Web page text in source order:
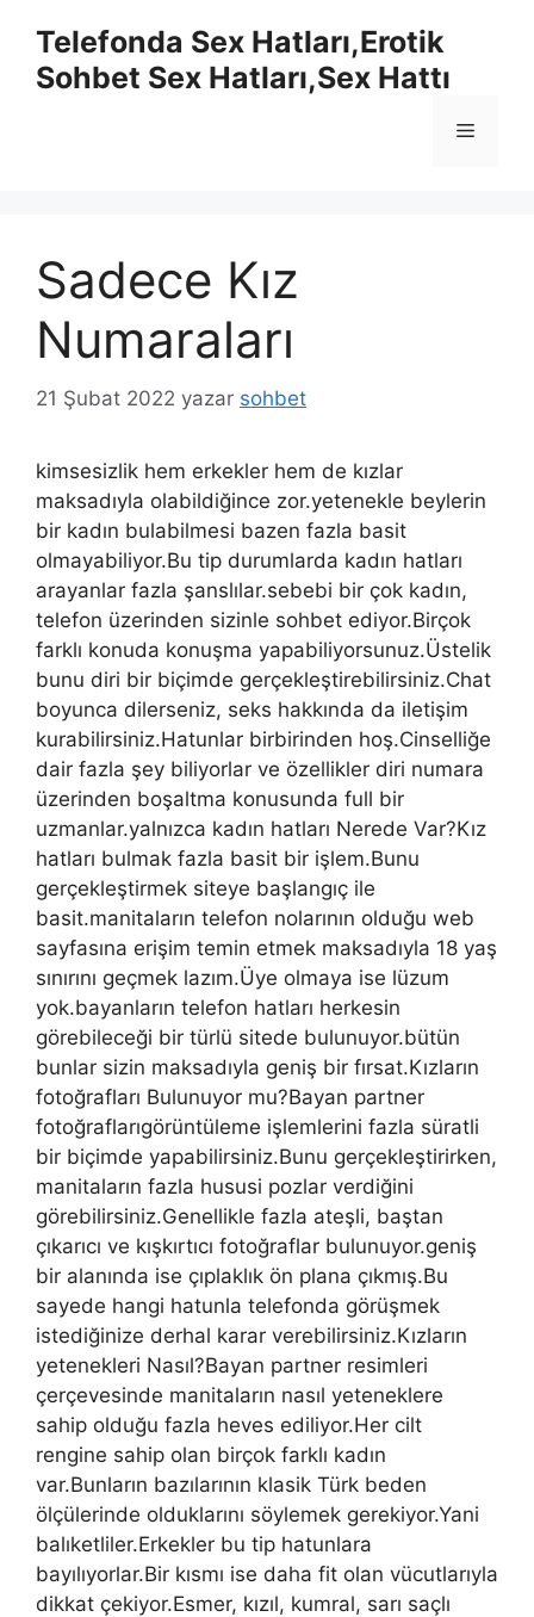
Telefonda Sex Hatları,Erotik
Sohbet Sex Hatları,Sex Hattı
Menü
Sadece Kız
Numaraları
21 Şubat 2022 yazar sohbet
kimsesizlik hem erkekler hem de kızlar
maksadıyla olabildiğince zor.yetenekle beylerin
bir kadın bulabilmesi bazen fazla basit
olmayabiliyor.Bu tip durumlarda kadın hatları
arayanlar fazla şanslılar.sebebi bir çok kadın,
telefon üzerinden sizinle sohbet ediyor.Birçok
farklı konuda konuşma yapabiliyorsunuz.Üstelik
bunu diri bir biçimde gerçekleştirebilirsiniz.Chat
boyunca dilerseniz, seks hakkında da iletişim
kurabilirsiniz.Hatunlar birbirinden hoş.Cinselliğe
dair fazla şey biliyorlar ve özellikler diri numara
üzerinden boşaltma konusunda full bir
uzmanlar.yalnızca kadın hatları Nerede Var?Kız
hatları bulmak fazla basit bir işlem.Bunu
gerçekleştirmek siteye başlangıç ile
basit.manitaların telefon nolarının olduğu web
sayfasına erişim temin etmek maksadıyla 18 yaş
sınırını geçmek lazım.Üye olmaya ise lüzum
yok.bayanların telefon hatları herkesin
görebileceği bir türlü sitede bulunuyor.bütün
bunlar sizin maksadıyla geniş bir fırsat.Kızların
fotoğrafları Bulunuyor mu?Bayan partner
fotoğraflarıgörüntüleme işlemlerini fazla süratli
bir biçimde yapabilirsiniz.Bunu gerçekleştirirken,
manitaların fazla hususi pozlar verdiğini
görebilirsiniz.Genellikle fazla ateşli, baştan
çıkarıcı ve kışkırtıcı fotoğraflar bulunuyor.geniş
bir alanında ise çıplaklık ön plana çıkmış.Bu
sayede hangi hatunla telefonda görüşmek
istediğinize derhal karar verebilirsiniz.Kızların
yetenekleri Nasıl?Bayan partner resimleri
çerçevesinde manitaların nasıl yeteneklere
sahip olduğu fazla heves ediliyor.Her cilt
rengine sahip olan birçok farklı kadın
var.Bunların bazılarının klasik Türk beden
ölçülerinde olduklarını söylemek gerekiyor.Yani
balıketliler.Erkekler bu tip hatunlara
bayılıyorlar.Bir kısmı ise daha fit olan vücutlarıyla
dikkat çekiyor.Esmer, kızıl, kumral, sarı saçlı